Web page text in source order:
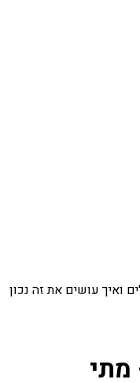
ואיך עושים את זה נכון
מתי